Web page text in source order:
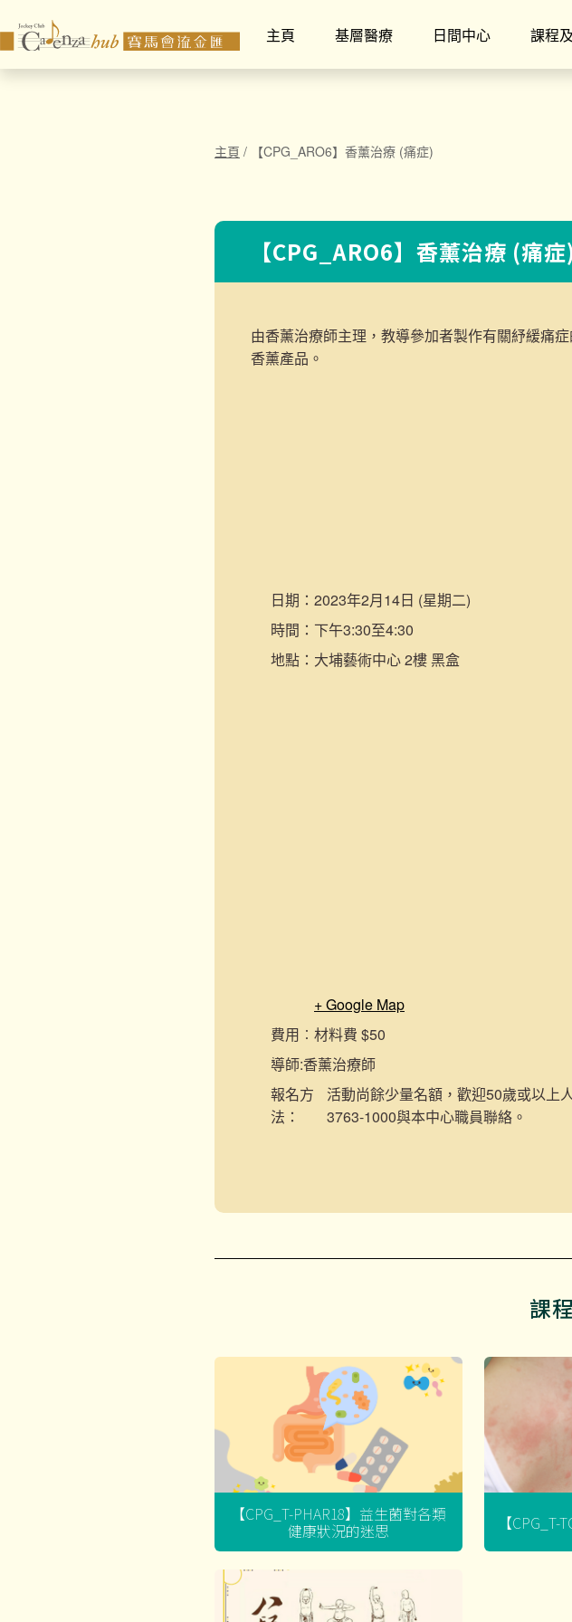
主頁 基層醫療 日間中心 課程
主頁 / 【CPG_ARO6】香薰治療 (痛症)
【CPG_ARO6】香薰治療 (痛症)
由香薰治療師主理，教導參加者製作有關紓緩痛
香薰產品。
日期： 2023年2月14日 (星期二)
時間： 下午3:30至4:30
地點： 大埔藝術中心 2樓 黑盒
+ Google Map
費用︰ 材料費 $50
導師:香薰治療師
報名方
法：
活動尚餘少量名額，歡迎50歲或以上
3763-1000與本中心職員聯絡。
課
【CPG_T-PHAR18】益生菌對各類
健康狀況的迷思 【